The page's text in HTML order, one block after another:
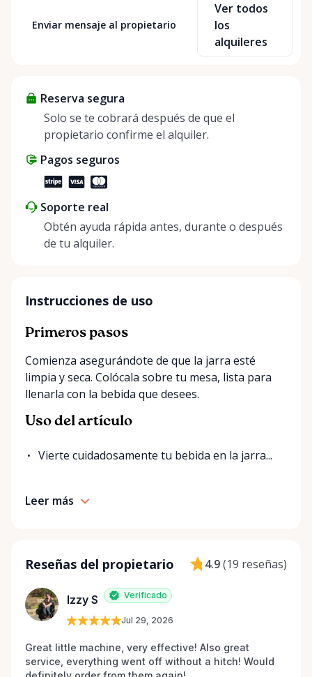
At Cody Party Rentals, we believe in the power of
sharing—giving others the chance to rent out their
items and experience the benefits of renting. It’s
positive impact on the environment. By choosing to
share instead of buy, we’re all doing our part to
make things easier on Mother Nature.
Enviar mensaje al propietario
Ver todos
los
alquileres
Reserva segura
Solo se te cobrará después de que el
propietario confirme el alquiler.
Pagos seguros
Soporte real
Obtén ayuda rápida antes, durante o después
de tu alquiler.
Instrucciones de uso
Primeros pasos
Comienza asegurándote de que la jarra esté
limpia y seca. Colócala sobre tu mesa, lista para
llenarla con la bebida que desees.
Uso del artículo
Vierte cuidadosamente tu bebida en la jarra...
Leer más
Reseñas del propietario 4.9(19 reseñas)
Izzy S Verificado
Jul 29, 2026
Great little machine, very effective! Also great
service, everything went off without a hitch! Would